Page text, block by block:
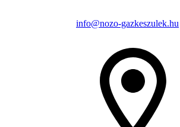
info@nozo-gazkeszulek.hu